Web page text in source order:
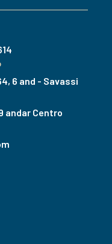
6 and - Savassi
andar Centro